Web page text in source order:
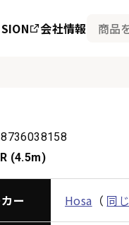
会社情報
(4.5m)
ー Hosa （ 同